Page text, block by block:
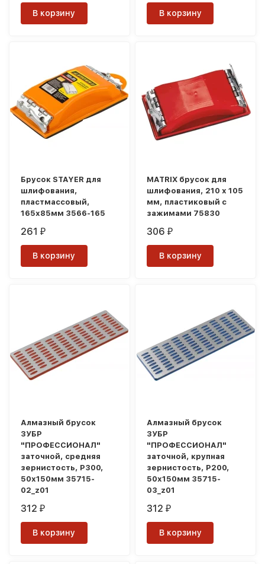
В корзину В корзину
Брусок STAYER для
шлифования,
пластмассовый,
165х85мм 3566-165
261₽
В корзину
MATRIX брусок для
шлифования, 210 х 105
мм, пластиковый с
зажимами 75830
306₽
В корзину
Алмазный брусок
ЗУБР
"ПРОФЕССИОНАЛ"
заточной, средняя
зернистость, Р300,
50х150мм 35715-
02_z01
312₽
В корзину
Алмазный брусок
ЗУБР
"ПРОФЕССИОНАЛ"
заточной, крупная
зернистость, Р200,
50х150мм 35715-
03_z01
312₽
В корзину